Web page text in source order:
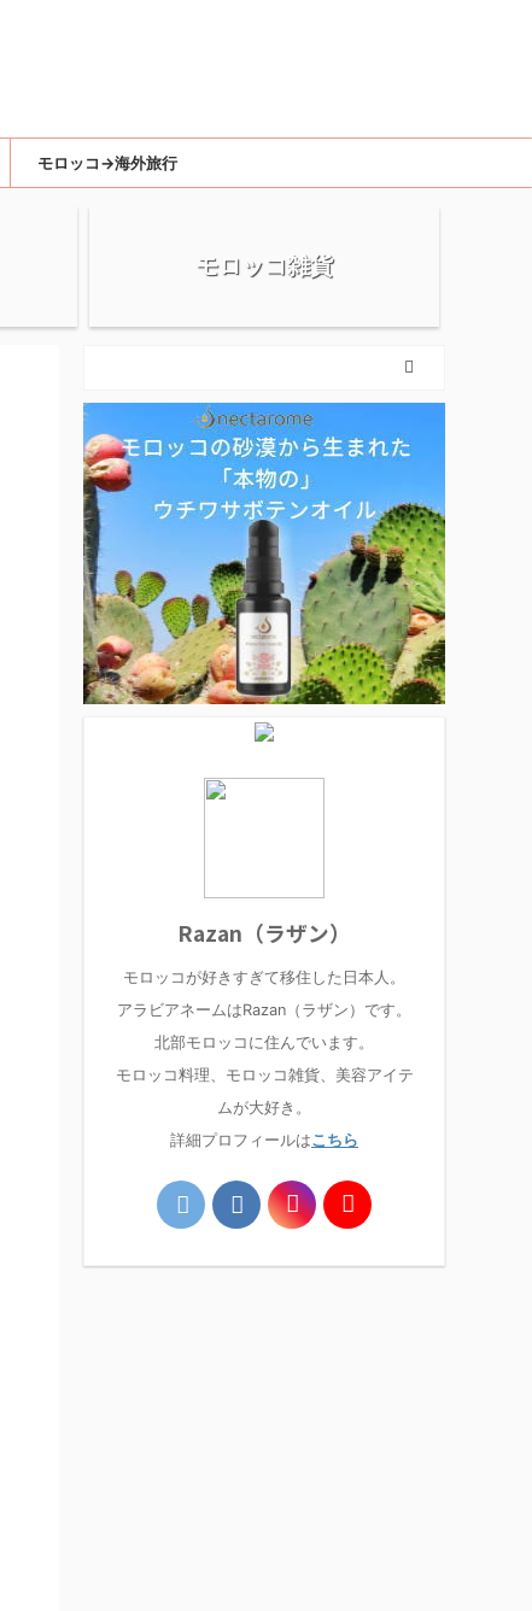
モロッコ→海外旅行
モロッコ雑貨
Razan（ラザン）
モロッコが好きすぎて移住した日本人。
アラビアネームはRazan（ラザン）です。
北部モロッコに住んでいます。
モロッコ料理、モロッコ雑貨、美容アイテ
ムが大好き。
詳細プロフィールはこちら